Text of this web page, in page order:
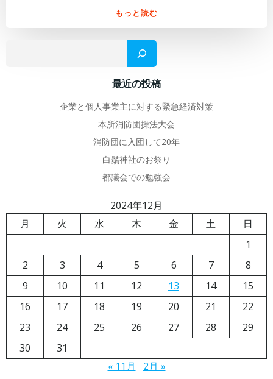
もっと読む
最近の投稿
企業と個人事業主に対する緊急経済対策
本所消防団操法大会
消防団に入団して20年
白鬚神社のお祭り
都議会での勉強会
2024年12月
月
火 水 木 金 土
日
1
2
3 4 5 6 7
8
9
10 11 12 13 14
15
16
17 18 19 20 21
22
23
24 25 26 27 28
29
30
31
« 11月
2月 »